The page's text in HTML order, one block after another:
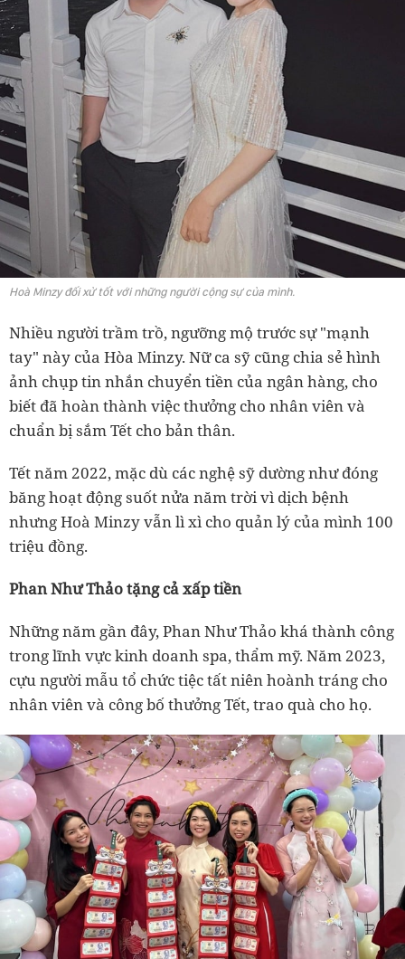
Hoà Minzy đối xử tốt với những người cộng sự của mình.
Nhiều người trầm trồ, ngưỡng mộ trước sự "mạnh
tay" này của Hòa Minzy. Nữ ca sỹ cũng chia sẻ hình
ảnh chụp tin nhắn chuyển tiền của ngân hàng, cho
biết đã hoàn thành việc thưởng cho nhân viên và
chuẩn bị sắm Tết cho bản thân.
Tết năm 2022, mặc dù các nghệ sỹ dường như đóng
băng hoạt động suốt nửa năm trời vì dịch bệnh
nhưng Hoà Minzy vẫn lì xì cho quản lý của mình 100
triệu đồng.
Phan Như Thảo tặng cả xấp tiền
Những năm gần đây, Phan Như Thảo khá thành công
trong lĩnh vực kinh doanh spa, thẩm mỹ. Năm 2023,
cựu người mẫu tổ chức tiệc tất niên hoành tráng cho
nhân viên và công bố thưởng Tết, trao quà cho họ.